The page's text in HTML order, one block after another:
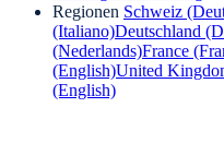
Regionen Schweiz
(Italiano)Deutschland
(Nederlands)France
(English)United
(English)